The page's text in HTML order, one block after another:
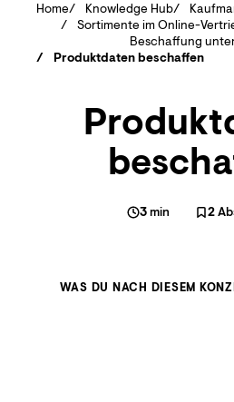
Home Knowledge Hub
Sortimente im Online-
Beschaffung
Produktdaten beschaffen
3min 2